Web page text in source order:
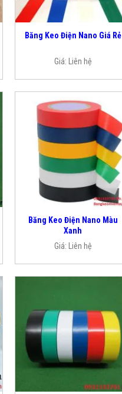
Băng Keo Điện Nano Giá Rẻ
Giá: Liên hệ
Băng Keo Điện Nano Màu
Xanh
Giá: Liên hệ